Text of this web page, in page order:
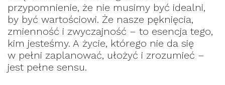
przypomnienie, że nie musimy być idealni,
by być wartościowi. Że nasze pęknięcia,
zmienność i zwyczajność – to esencja tego,
kim jesteśmy. A życie, którego nie da się
w pełni zaplanować, ułożyć i zrozumieć –
jest pełne sensu.